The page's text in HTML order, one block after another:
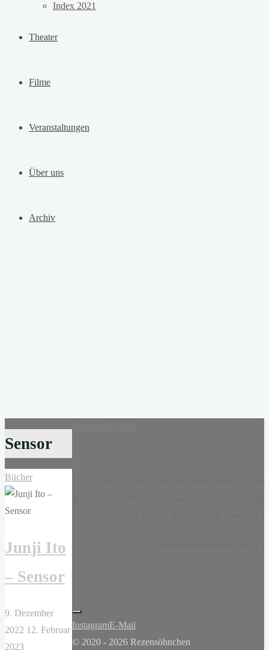
Index 2021
Theater
Filme
Veranstaltungen
Über uns
Archiv
Sensor
Bücher
Junji Ito
– Sensor
9. Dezember
2022 12. Februar
2023
InstagramE-Mail
© 2020 - 2026 Rezensöhnchen